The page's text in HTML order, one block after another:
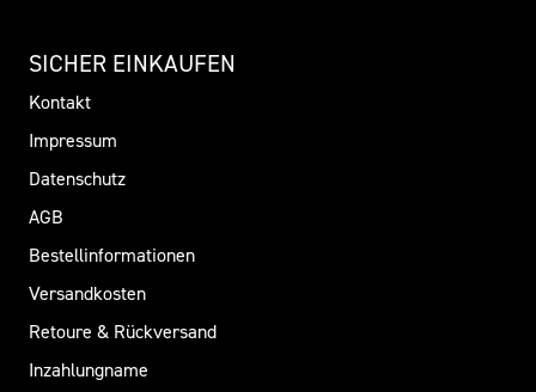
SICHER EINKAUFEN
Kontakt
Impressum
Datenschutz
AGB
Bestellinformationen
Versandkosten
Retoure & Rückversand
Inzahlungname